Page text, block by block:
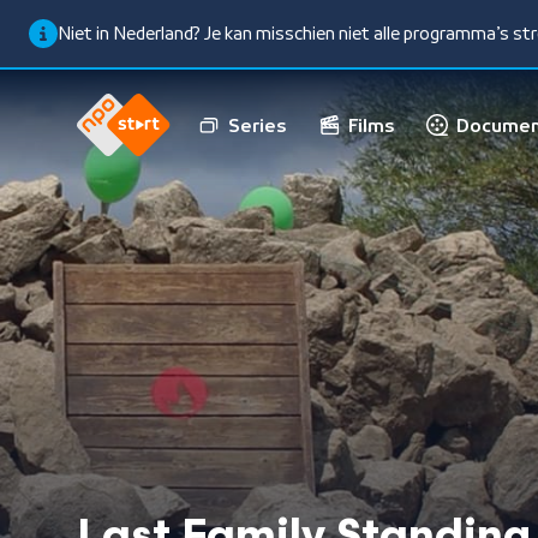
Niet in Nederland? Je kan misschien niet alle programma’s
Series Films